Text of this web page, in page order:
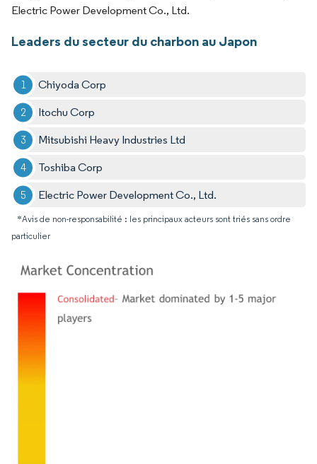
Electric Power Development Co., Ltd.
Leaders du secteur du charbon au Japon
Chiyoda Corp
Itochu Corp
Mitsubishi Heavy Industries Ltd
Toshiba Corp
Electric Power Development Co., Ltd.
*Avis de non-responsabilité : les principaux acteurs sont triés sans ordre
particulier